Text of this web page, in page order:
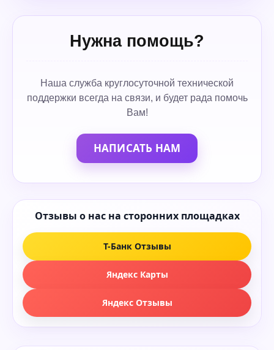
Нужна помощь?
Наша служба круглосуточной технической
поддержки всегда на связи, и будет рада помочь
Вам!
НАПИСАТЬ НАМ
Отзывы о нас на сторонних площадках
Т-Банк Отзывы
Яндекс Карты
Яндекс Отзывы